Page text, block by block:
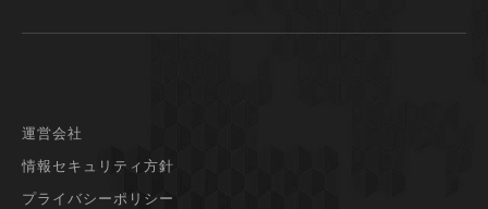
運営会社
情報セキュリティ方針
プライバシーポリシー